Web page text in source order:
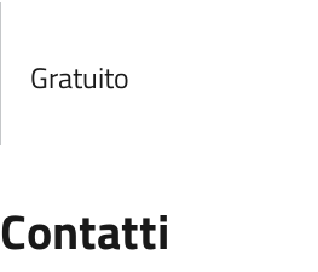
Gratuito
Contatti